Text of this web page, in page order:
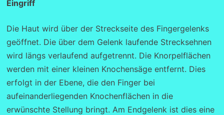
Eingriff
Die Haut wird über der Streckseite des Fingergelenks
geöffnet. Die über dem Gelenk laufende Strecksehnen
wird längs verlaufend aufgetrennt. Die Knorpelflächen
werden mit einer kleinen Knochensäge entfernt. Dies
erfolgt in der Ebene, die den Finger bei
aufeinanderliegenden Knochenflächen in die
erwünschte Stellung bringt. Am Endgelenk ist dies eine